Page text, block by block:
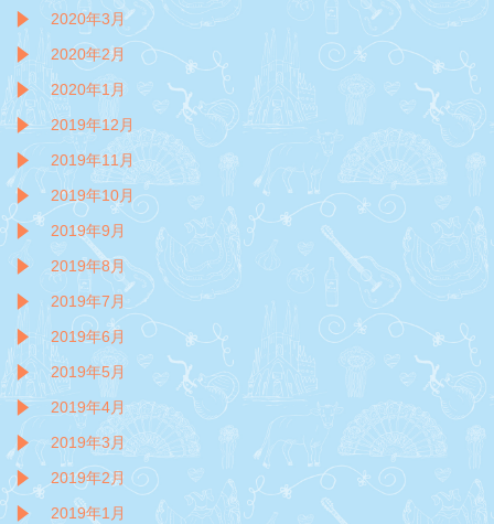
2020年3月
2020年2月
2020年1月
2019年12月
2019年11月
2019年10月
2019年9月
2019年8月
2019年7月
2019年6月
2019年5月
2019年4月
2019年3月
2019年2月
2019年1月